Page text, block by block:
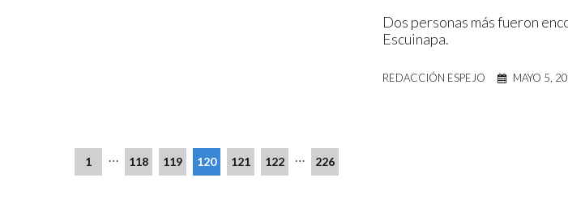
Dos personas más fueron
Escuinapa.
REDACCIÓN ESPEJO MAYO 5,
1 … 118 119 120 121 122 … 226